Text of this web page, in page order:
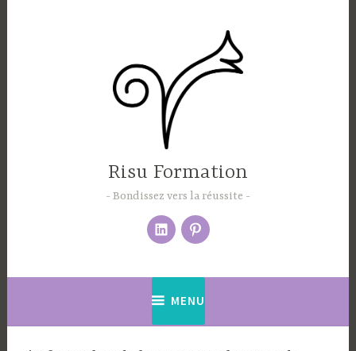
Risu Formation
Bondissez vers la réussite
Élément
du
menu
pinterest
MENU